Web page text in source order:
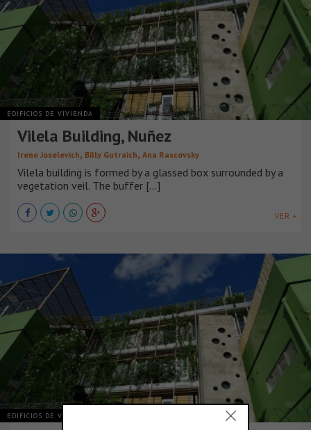
EDIFICIOS DE VIVIENDA
Vilela Building, Nuñez
Irene Joselevich, Billy Gutraich, Ana Rascovsky
Vilela building is formed by a glassed box surrounded by a
vegetation veil. The buffer [...]
VER +
EDIFICIOS DE VIVIENDA